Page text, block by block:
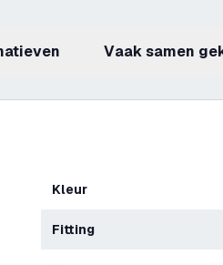
Vaak samen
Kleur
Fitting